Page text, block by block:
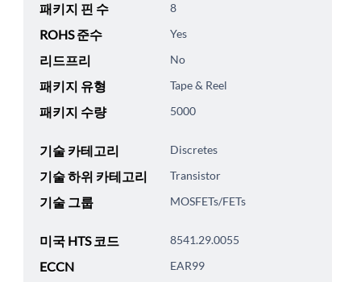
패키지 핀 수 8
ROHS 준수 Yes
리드프리 No
패키지 유형 Tape & Reel
패키지 수량 5000
기술 카테고리 Discretes
기술 하위 카테고리 Transistor
기술 그룹 MOSFETs/FETs
미국 HTS 코드 8541.29.0055
ECCN EAR99